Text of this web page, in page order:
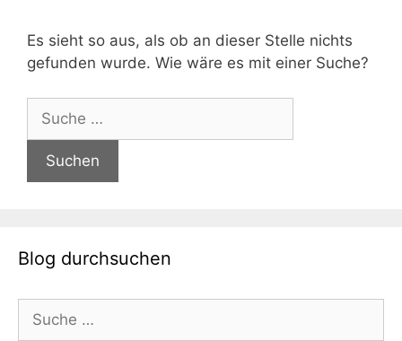
Es sieht so aus, als ob an dieser Stelle nichts
gefunden wurde. Wie wäre es mit einer Suche?
nach:
Blog durchsuchen
nach: